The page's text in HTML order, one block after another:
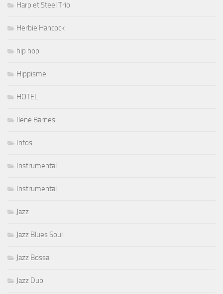
Harp et Steel Trio
Herbie Hancock
hip hop
Hippisme
HOTEL
Ilene Barnes
Infos
Instrumental
Instrumental
Jazz
Jazz Blues Soul
Jazz Bossa
Jazz Dub